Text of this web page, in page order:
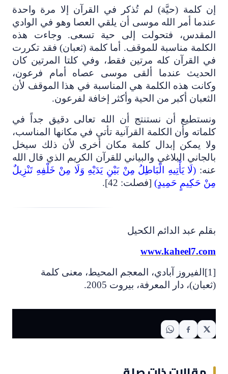
إن كلمة (حيَّة) لم تُذكر في القرآن إلا مرة واحدة
عندما أمر الله موسى أن يلقي العصا وهو في الوادي
المقدس، فتحولت إلى حية تسعى. وجاءت هذه
الكلمة مناسبة للموقف. أما كلمة (ثعبان) فقد تكررت
في القرآن كله مرتين فقط، وفي كلتا المرتين كان
الحديث عندما ألقى موسى عصاه أمام فرعون،
وكانت هذه الكلمة هي المناسبة في هذا الموقف لأن
الثعبان أكبر من الحية وأكثر إخافة لفرعون.
ونستطيع أن نستنتج أن الله تعالى دقيق جداً في
كلماته وأن الكلمة القرآنية تأتي في مكانها المناسب،
ولا يمكن إبدال كلمة مكان أخرى لأن ذلك سيخل
بالجاني البلاغي والبياني للقرآن الكريم الذي قال الله
عنه: (لَا يَأْتِيهِ الْبَاطِلُ مِنْ بَيْنِ يَدَيْهِ وَلَا مِنْ خَلْفِهِ تَنْزِيلٌ
مِنْ حَكِيمٍ حَمِيدٍ) [فصلت: 42].
بقلم عبد الدائم الكحيل
www.kaheel7.com
[1]الفيروز آبادي، المعجم المحيط، معنى كلمة
(ثعبان)، دار المعرفة، بيروت 2005.